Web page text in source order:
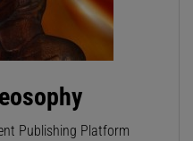
Publishing Platform